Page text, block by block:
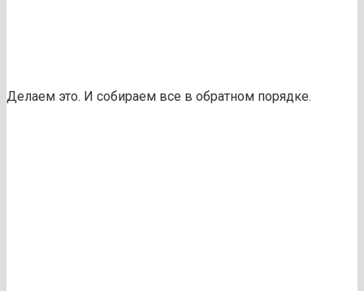
Делаем это. И собираем все в обратном порядке.